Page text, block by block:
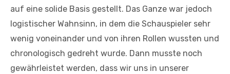
auf eine solide Basis gestellt. Das Ganze war jedoch
logistischer Wahnsinn, in dem die Schauspieler sehr
wenig voneinander und von ihren Rollen wussten und
chronologisch gedreht wurde. Dann musste noch
gewährleistet werden, dass wir uns in unserer